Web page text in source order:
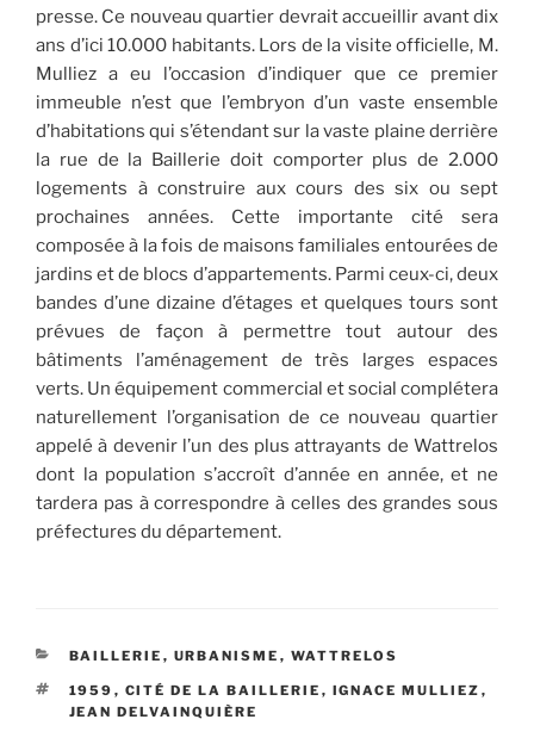
presse. Ce nouveau quartier devrait accueillir avant dix
ans d’ici 10.000 habitants. Lors de la visite officielle, M.
Mulliez a eu l’occasion d’indiquer que ce premier
immeuble n’est que l’embryon d’un vaste ensemble
d’habitations qui s’étendant sur la vaste plaine derrière
la rue de la Baillerie doit comporter plus de 2.000
logements à construire aux cours des six ou sept
prochaines années. Cette importante cité sera
composée à la fois de maisons familiales entourées de
jardins et de blocs d’appartements. Parmi ceux-ci, deux
bandes d’une dizaine d’étages et quelques tours sont
prévues de façon à permettre tout autour des
bâtiments l’aménagement de très larges espaces
verts. Un équipement commercial et social complétera
naturellement l’organisation de ce nouveau quartier
appelé à devenir l’un des plus attrayants de Wattrelos
dont la population s’accroît d’année en année, et ne
tardera pas à correspondre à celles des grandes sous
préfectures du département.
CATÉGORIES
BAILLERIE , URBANISME , WATTRELOS
ÉTIQUETTES
1959 , CITÉ DE LA BAILLERIE , IGNACE MULLIEZ ,
JEAN DELVAINQUIÈRE